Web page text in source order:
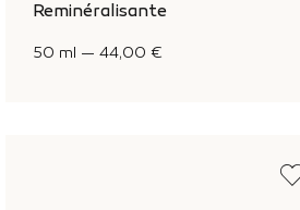
Reminéralisante
50 ml — 44,00 €